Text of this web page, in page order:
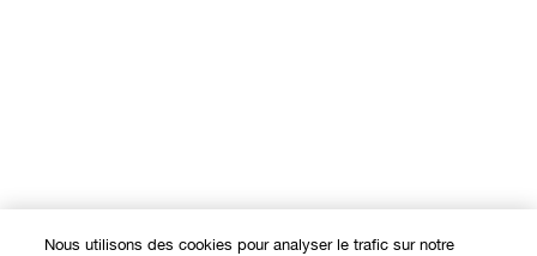
Nous utilisons des cookies pour analyser le trafic sur notre